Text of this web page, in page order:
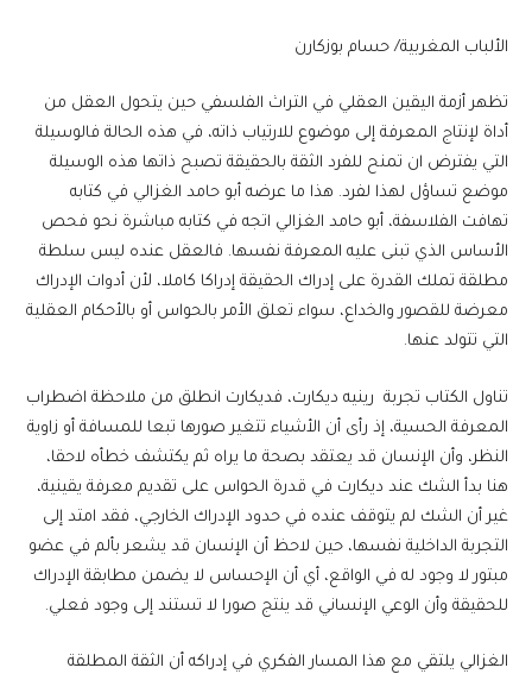
الألباب المغربية/ حسام بوزكارن
تظهر أزمة اليقين العقلي في التراث الفلسفي حين يتحول العقل من
أداة لإنتاج المعرفة إلى موضوع للارتياب ذاته، في هذه الحالة فالوسيلة
التي يفترض ان تمنح للفرد الثقة بالحقيقة تصبح ذاتها هذه الوسيلة
موضع تساؤل لهذا لفرد. هذا ما عرضه أبو حامد الغزالي في كتابه
تهافت الفلاسفة، أبو حامد الغزالي اتجه في كتابه مباشرة نحو فحص
الأساس الذي تبنى عليه المعرفة نفسها. فالعقل عنده ليس سلطة
مطلقة تملك القدرة على إدراك الحقيقة إدراكا كاملا، لأن أدوات الإدراك
معرضة للقصور والخداع، سواء تعلق الأمر بالحواس أو بالأحكام العقلية
التي تتولد عنها.
تناول الكتاب تجربة رينيه ديكارت، فديكارت انطلق من ملاحظة اضطراب
المعرفة الحسية، إذ رأى أن الأشياء تتغير صورها تبعا للمسافة أو زاوية
النظر، وأن الإنسان قد يعتقد بصحة ما يراه ثم يكتشف خطأه لاحقا،
هنا بدأ الشك عند ديكارت في قدرة الحواس على تقديم معرفة يقينية،
غير أن الشك لم يتوقف عنده في حدود الإدراك الخارجي، فقد امتد إلى
التجربة الداخلية نفسها، حين لاحظ أن الإنسان قد يشعر بألم في عضو
مبتور لا وجود له في الواقع، أي أن الإحساس لا يضمن مطابقة الإدراك
للحقيقة وأن الوعي الإنساني قد ينتج صورا لا تستند إلى وجود فعلي.
الغزالي يلتقي مع هذا المسار الفكري في إدراكه أن الثقة المطلقة